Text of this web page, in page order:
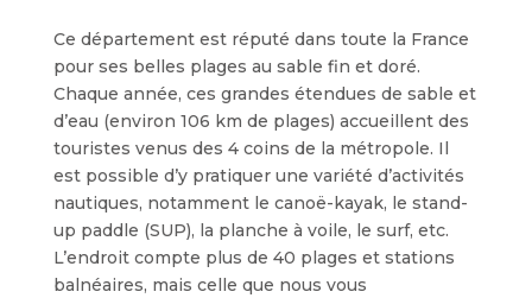
Ce département est réputé dans toute la France
pour ses belles plages au sable fin et doré.
Chaque année, ces grandes étendues de sable et
d’eau (environ 106 km de plages) accueillent des
touristes venus des 4 coins de la métropole. Il
est possible d’y pratiquer une variété d’activités
nautiques, notamment le canoë-kayak, le stand-
up paddle (SUP), la planche à voile, le surf, etc.
L’endroit compte plus de 40 plages et stations
balnéaires, mais celle que nous vous